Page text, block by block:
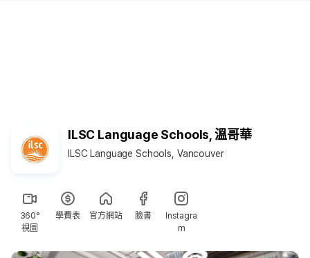
ILSC Language Schools, 溫哥華
ILSC Language Schools, Vancouver
360°
視圖
學費表 官方網站 臉書
Instagra
m